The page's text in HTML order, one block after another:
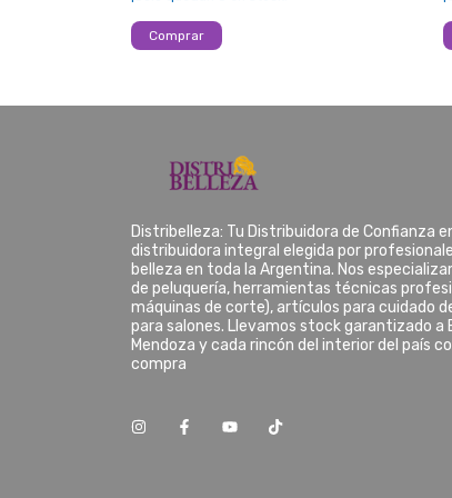
Distribelleza: Tu Distribuidora de Confianza
distribuidora integral elegida por
belleza en toda la Argentina. Nos
de peluquería, herramientas técnicas
máquinas de corte), artículos para cuidado
para salones. Llevamos stock garantizado a
Mendoza y cada rincón del interior del país
compra